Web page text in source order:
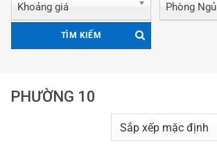
Khoảng giá Phòng Ngủ
TÌM KIẾM
PHƯỜNG 10